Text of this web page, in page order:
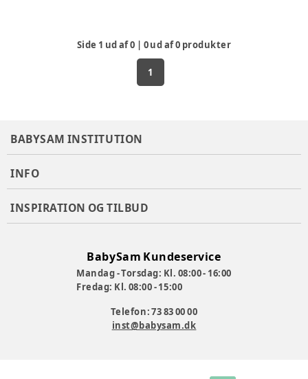
Side 1 ud af0 0ud af0 produkter
1
BABYSAM INSTITUTION
INFO
INSPIRATION OG TILBUD
BabySam Kundeservice
Mandag - Torsdag: Kl. 08:00 - 16:00
Fredag: Kl. 08:00 - 15:00
Telefon: 73 83 00 00
inst@babysam.dk